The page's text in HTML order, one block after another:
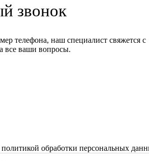
звонок
телефона, наш специалист свяжется с
все ваши вопросы.
политикой обработки персональных